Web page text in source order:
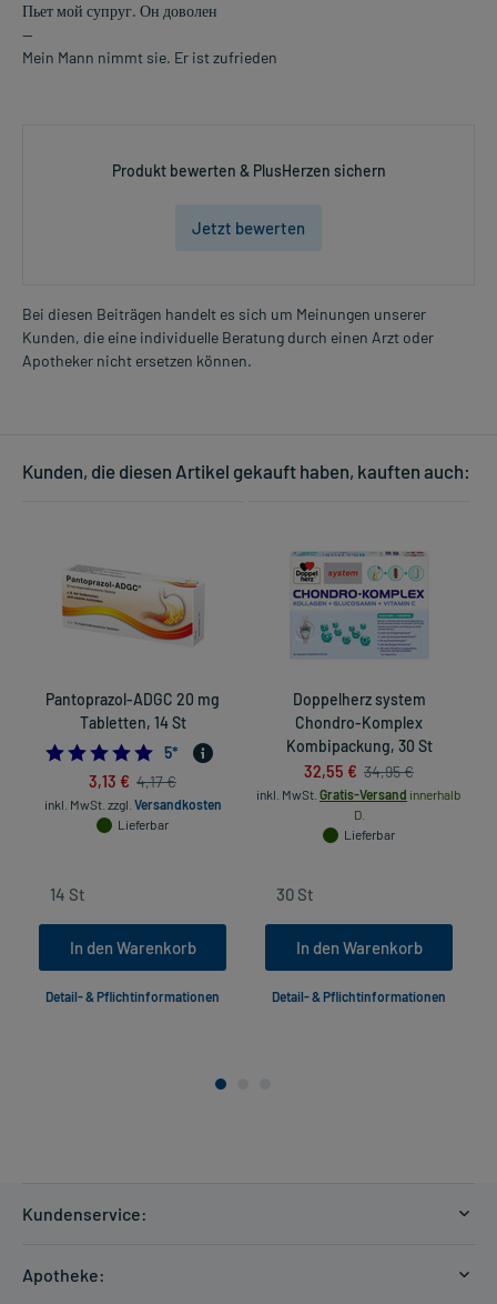
Пьет мой супруг. Он доволен
--
Mein Mann nimmt sie. Er ist zufrieden
Produkt bewerten & PlusHerzen sichern
Jetzt bewerten
Bei diesen Beiträgen handelt es sich um Meinungen unserer
Kunden, die eine individuelle Beratung durch einen Arzt oder
Apotheker nicht ersetzen können.
Kunden, die diesen Artikel gekauft haben, kauften auch:
Pantoprazol-ADGC 20 mg
Tabletten, 14 St
4.8
5*
3,13 € 4,17 €
inkl. MwSt. zzgl. Versandkosten
Lieferbar
In den Warenkorb
Detail- & Pflichtinformationen
Doppelherz system
Chondro-Komplex
Kombipackung, 30 St
32,55 € 34,95 €
inkl. MwSt. Gratis-Versand innerhalb
D.
Lieferbar
In den Warenkorb
Detail- & Pflichtinformationen
Kundenservice:
Apotheke: